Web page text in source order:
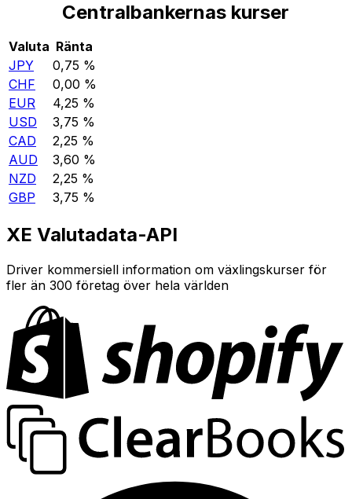
Centralbankernas kurser
Valuta Ränta
JPY
0,75 %
CHF
0,00 %
EUR
4,25 %
USD
3,75 %
CAD
2,25 %
AUD
3,60 %
NZD
2,25 %
GBP
3,75 %
XE Valutadata-API
Driver kommersiell information om växlingskurser för
fler än 300 företag över hela världen